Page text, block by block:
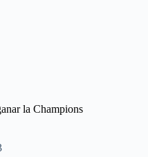
la Champions